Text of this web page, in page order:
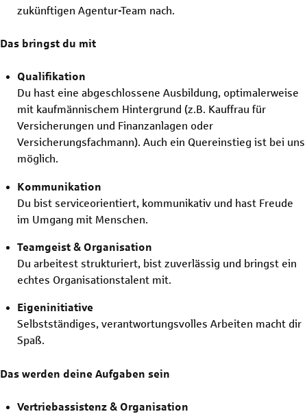
zukünftigen Agentur-Team nach.
Das bringst du mit
Qualifikation
Du hast eine abgeschlossene Ausbildung, optimalerweise
mit kaufmännischem Hintergrund (z.B. Kauffrau für
Versicherungen und Finanzanlagen oder
Versicherungsfachmann). Auch ein Quereinstieg ist bei uns
möglich.
Kommunikation
Du bist serviceorientiert, kommunikativ und hast Freude
im Umgang mit Menschen.
Teamgeist & Organisation
Du arbeitest strukturiert, bist zuverlässig und bringst ein
echtes Organisationstalent mit.
Eigeninitiative
Selbstständiges, verantwortungsvolles Arbeiten macht dir
Spaß.
Das werden deine Aufgaben sein
Vertriebassistenz & Organisation